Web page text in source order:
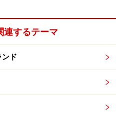
手に努め、「
安全確保に十分注意を払ってく
/2
連するテーマ
ド